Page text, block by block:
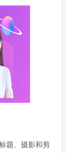
题、摄影和剪